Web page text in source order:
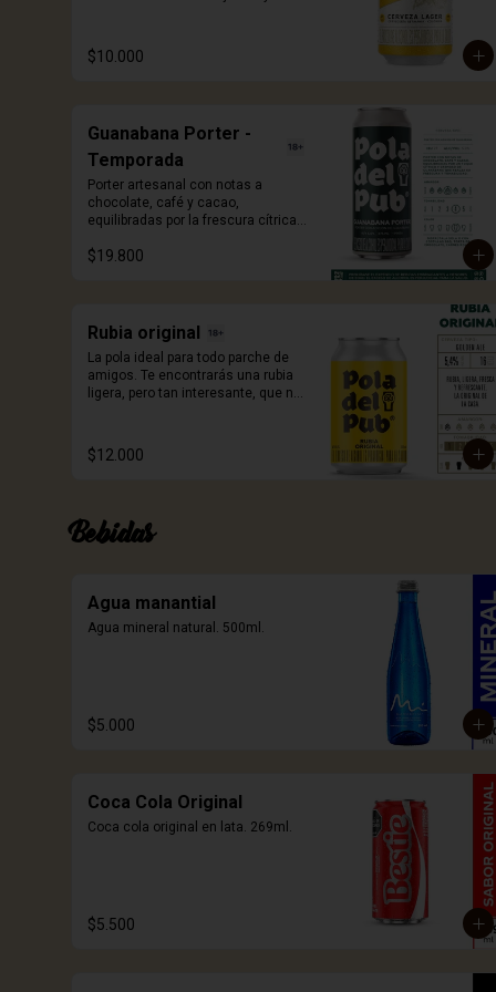
cebada malteada Wewyermann. De
facil tomabilidad, fresca y
$10.000
Guanabana Porter -
Temporada
Porter artesanal con notas a
chocolate, café y cacao,
equilibradas por la frescura cítrica y
edición de temporada que
$19.800
Rubia original
La pola ideal para todo parche de
amigos. Te encontrarás una rubia
ligera, pero tan interesante, que no
$12.000
Bebidas
Agua manantial
Agua mineral natural. 500ml.
$5.000
Coca Cola Original
Coca cola original en lata. 269ml.
$5.500